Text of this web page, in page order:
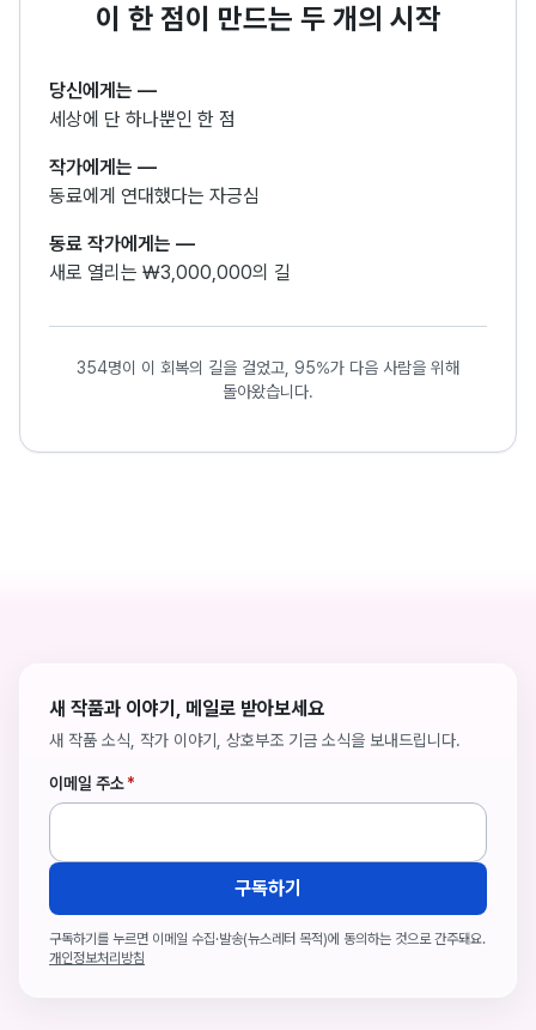
이 한 점이 만드는 두 개의 시작
당신에게는 —
세상에 단 하나뿐인 한 점
작가에게는 —
동료에게 연대했다는 자긍심
동료 작가에게는 —
새로 열리는 ₩3,000,000의 길
354명이 이 회복의 길을 걸었고, 95%가 다음 사람을 위해
돌아왔습니다.
새 작품과 이야기, 메일로 받아보세요
새 작품 소식, 작가 이야기, 상호부조 기금 소식을 보내드립니다.
이메일 주소*
구독하기
구독하기를 누르면 이메일 수집·발송(뉴스레터 목적)에 동의하는 것으로 간주돼요.
개인정보처리방침